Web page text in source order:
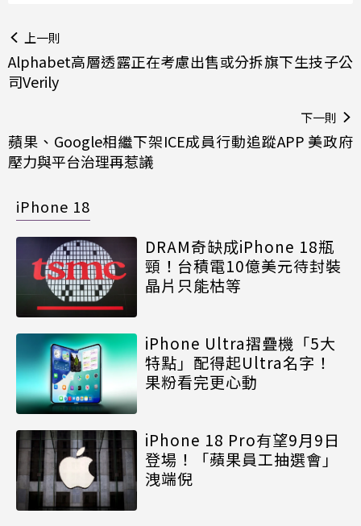
上一則
Alphabet高層透露正在考慮出售或分拆旗下生技子公
司Verily
下一則
蘋果、Google相繼下架ICE成員行動追蹤APP 美政府
壓力與平台治理再惹議
iPhone 18
DRAM奇缺成iPhone 18瓶
頸！台積電10億美元待封裝
晶片只能枯等
iPhone Ultra摺疊機「5大
特點」配得起Ultra名字！
果粉看完更心動
iPhone 18 Pro有望9月9日
登場！「蘋果員工抽選會」
洩端倪